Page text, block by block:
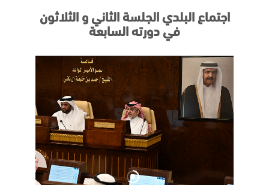
اجتماع البلدي الجلسة الثاني و الثلاثون
في دورته السابعة